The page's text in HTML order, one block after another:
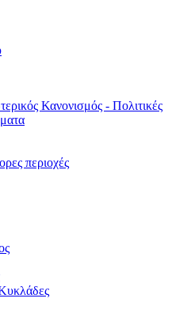
Κανονισμός - Πολιτικές
περιοχές